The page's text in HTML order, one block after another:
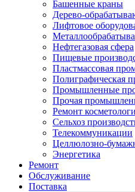
Башенные краны
Дерево-
Лифтовое
Нефтегазовая сфера
Пищевые
Пластмассовая
Полиграфическая
Промышленные
Прочая
Ремонт
Сельхоз
Телекоммуникации
Целлюлозно-
Энергетика
Ремонт
Обслуживание
Поставка